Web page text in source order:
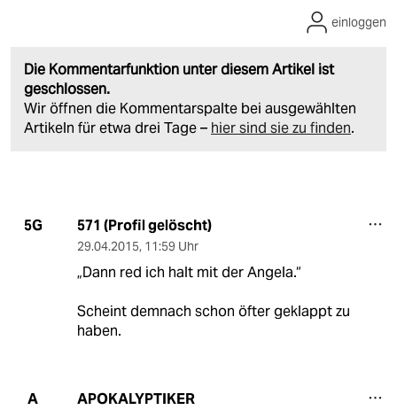
Die Kommentarfunktion unter diesem Artikel ist
geschlossen.
Wir öffnen die Kommentarspalte bei ausgewählten
Artikeln für etwa drei Tage – hier sind sie zu finden.
einloggen
5G 571 (Profil gelöscht)
29.04.2015, 11:59 Uhr
„Dann red ich halt mit der Angela.“
Scheint demnach schon öfter geklappt zu
haben.
A APOKALYPTIKER